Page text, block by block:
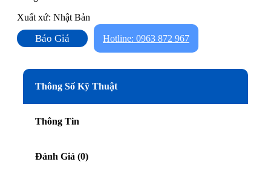
Xuất xứ: Nhật Bản
Báo Giá Hotline: 0963 872 967
Thông Số Kỹ Thuật
Thông Tin
Đánh Giá (0)